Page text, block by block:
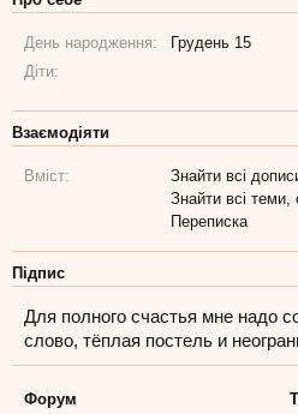
День народження:
Грудень 15
Діти:
Взаємодіяти
Вміст:
Знайти всі
Знайти всі теми,
Переписка
Підпис
Для полного счастья мне надо
слово, тёплая постель и
Форум